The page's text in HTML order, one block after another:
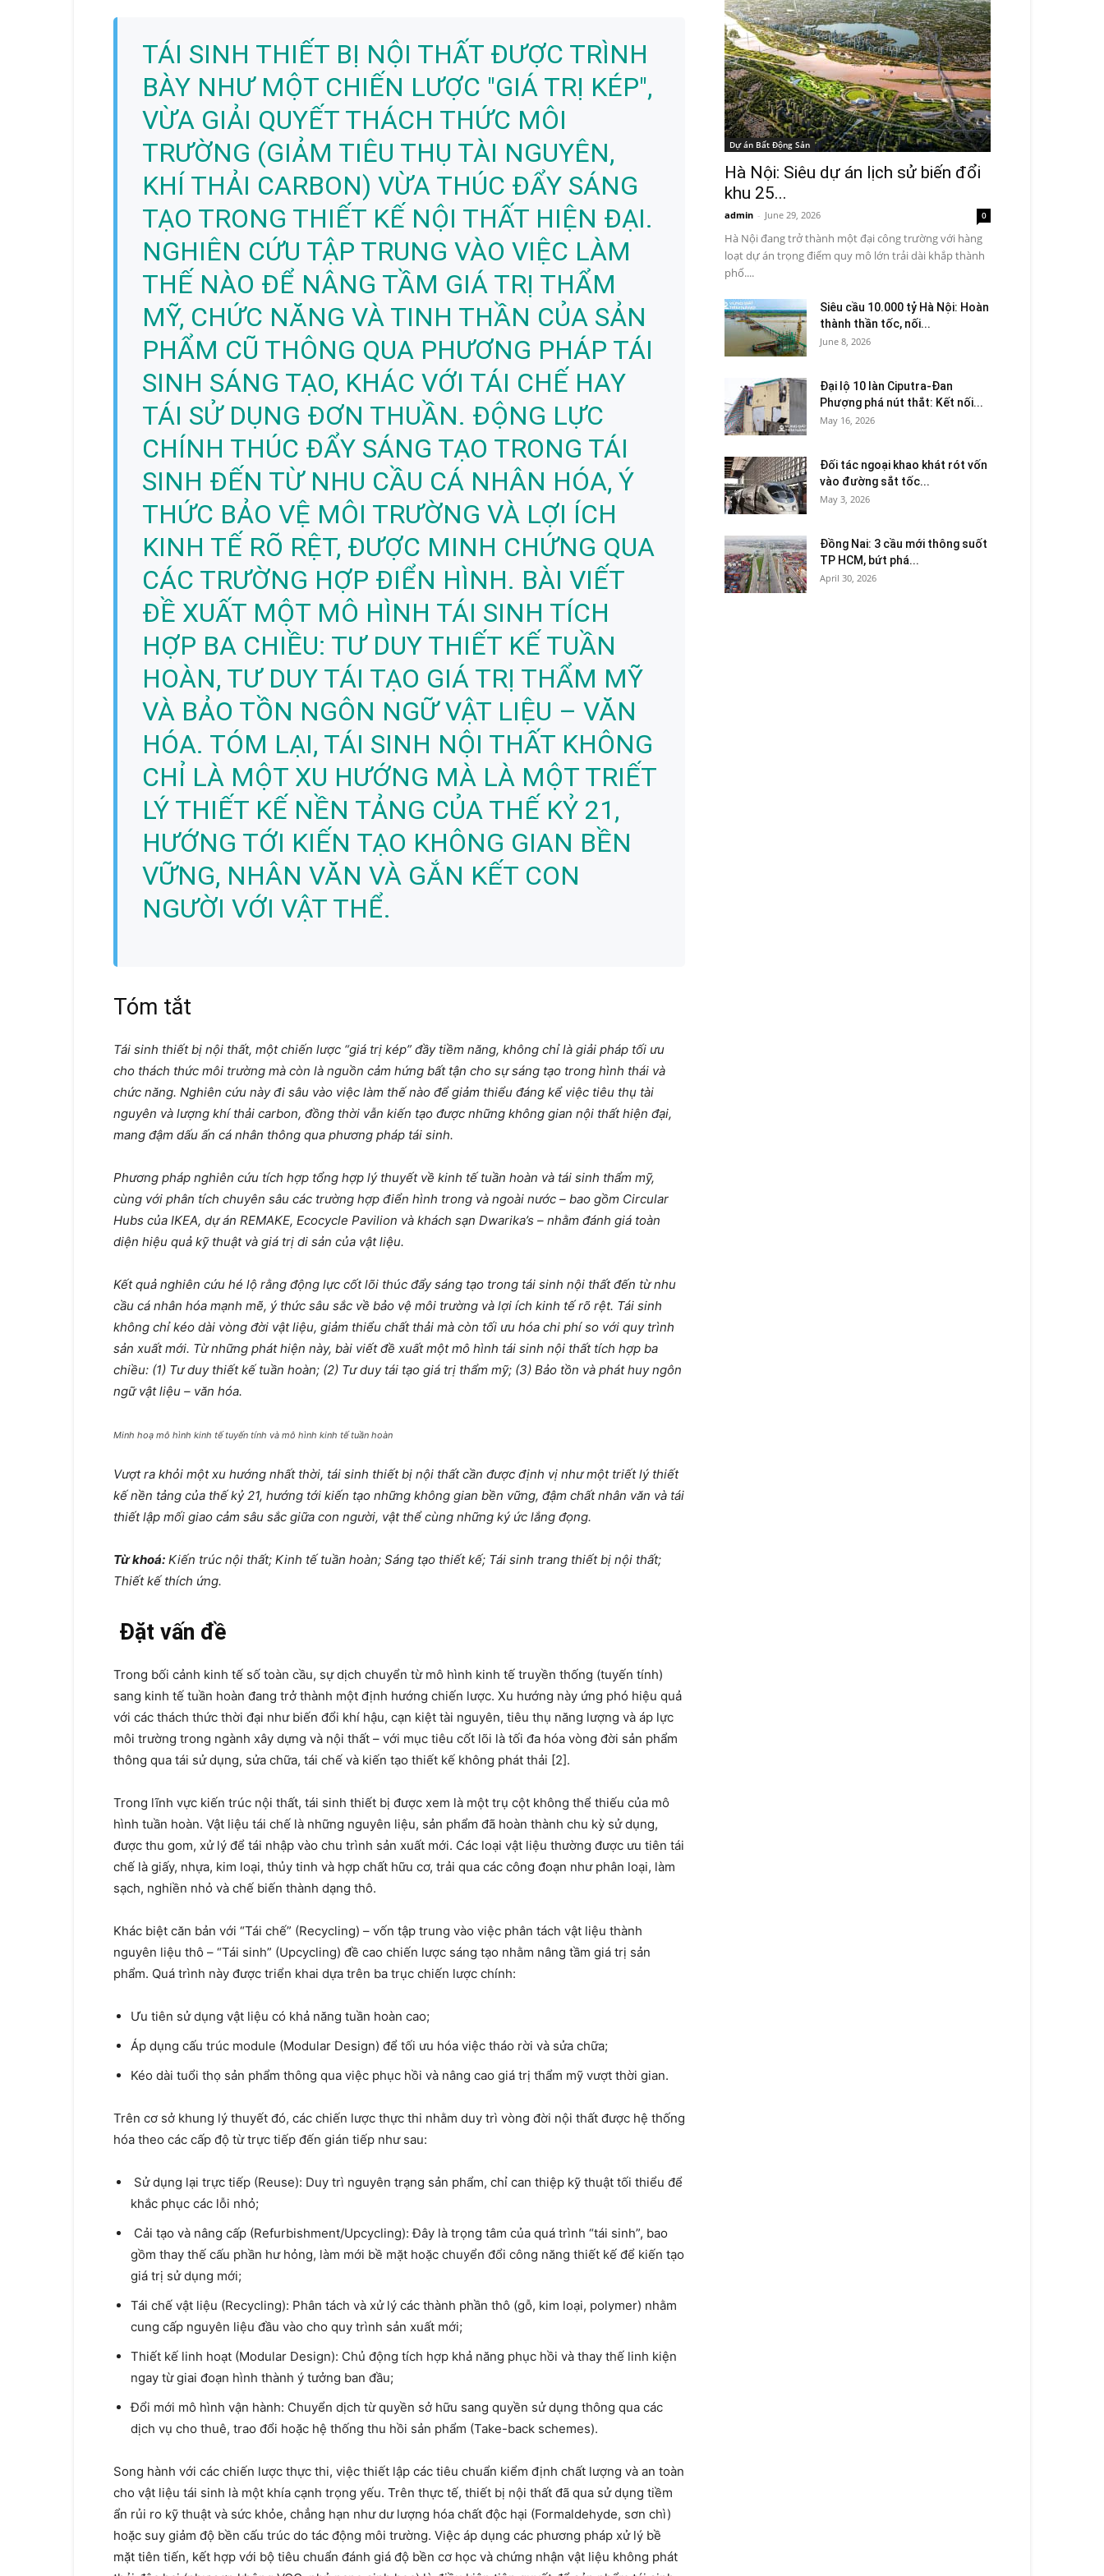
TÁI SINH THIẾT BỊ NỘI THẤT ĐƯỢC TRÌNH
BÀY NHƯ MỘT CHIẾN LƯỢC "GIÁ TRỊ KÉP",
VỪA GIẢI QUYẾT THÁCH THỨC MÔI
TRƯỜNG (GIẢM TIÊU THỤ TÀI NGUYÊN,
KHÍ THẢI CARBON) VỪA THÚC ĐẨY SÁNG
TẠO TRONG THIẾT KẾ NỘI THẤT HIỆN ĐẠI.
NGHIÊN CỨU TẬP TRUNG VÀO VIỆC LÀM
THẾ NÀO ĐỂ NÂNG TẦM GIÁ TRỊ THẨM
MỸ, CHỨC NĂNG VÀ TINH THẦN CỦA SẢN
PHẨM CŨ THÔNG QUA PHƯƠNG PHÁP TÁI
SINH SÁNG TẠO, KHÁC VỚI TÁI CHẾ HAY
TÁI SỬ DỤNG ĐƠN THUẦN. ĐỘNG LỰC
CHÍNH THÚC ĐẨY SÁNG TẠO TRONG TÁI
SINH ĐẾN TỪ NHU CẦU CÁ NHÂN HÓA, Ý
THỨC BẢO VỆ MÔI TRƯỜNG VÀ LỢI ÍCH
KINH TẾ RÕ RỆT, ĐƯỢC MINH CHỨNG QUA
CÁC TRƯỜNG HỢP ĐIỂN HÌNH. BÀI VIẾT
ĐỀ XUẤT MỘT MÔ HÌNH TÁI SINH TÍCH
HỢP BA CHIỀU: TƯ DUY THIẾT KẾ TUẦN
HOÀN, TƯ DUY TÁI TẠO GIÁ TRỊ THẨM MỸ
VÀ BẢO TỒN NGÔN NGỮ VẬT LIỆU – VĂN
HÓA. TÓM LẠI, TÁI SINH NỘI THẤT KHÔNG
CHỈ LÀ MỘT XU HƯỚNG MÀ LÀ MỘT TRIẾT
LÝ THIẾT KẾ NỀN TẢNG CỦA THẾ KỶ 21,
HƯỚNG TỚI KIẾN TẠO KHÔNG GIAN BỀN
VỮNG, NHÂN VĂN VÀ GẮN KẾT CON
NGƯỜI VỚI VẬT THỂ.
Tóm tắt
Tái sinh thiết bị nội thất, một chiến lược “giá trị kép” đầy tiềm năng, không chỉ là giải pháp tối ưu
cho thách thức môi trường mà còn là nguồn cảm hứng bất tận cho sự sáng tạo trong hình thái và
chức năng. Nghiên cứu này đi sâu vào việc làm thế nào để giảm thiểu đáng kể việc tiêu thụ tài
nguyên và lượng khí thải carbon, đồng thời vẫn kiến tạo được những không gian nội thất hiện đại,
mang đậm dấu ấn cá nhân thông qua phương pháp tái sinh.
Phương pháp nghiên cứu tích hợp tổng hợp lý thuyết về kinh tế tuần hoàn và tái sinh thẩm mỹ,
cùng với phân tích chuyên sâu các trường hợp điển hình trong và ngoài nước – bao gồm Circular
Hubs của IKEA, dự án REMAKE, Ecocycle Pavilion và khách sạn Dwarika’s – nhằm đánh giá toàn
diện hiệu quả kỹ thuật và giá trị di sản của vật liệu.
Kết quả nghiên cứu hé lộ rằng động lực cốt lõi thúc đẩy sáng tạo trong tái sinh nội thất đến từ nhu
cầu cá nhân hóa mạnh mẽ, ý thức sâu sắc về bảo vệ môi trường và lợi ích kinh tế rõ rệt. Tái sinh
không chỉ kéo dài vòng đời vật liệu, giảm thiểu chất thải mà còn tối ưu hóa chi phí so với quy trình
sản xuất mới. Từ những phát hiện này, bài viết đề xuất một mô hình tái sinh nội thất tích hợp ba
chiều: (1) Tư duy thiết kế tuần hoàn; (2) Tư duy tái tạo giá trị thẩm mỹ; (3) Bảo tồn và phát huy ngôn
ngữ vật liệu – văn hóa.
Minh hoạ mô hình kinh tế tuyến tính và mô hình kinh tế tuần hoàn
Vượt ra khỏi một xu hướng nhất thời, tái sinh thiết bị nội thất cần được định vị như một triết lý thiết
kế nền tảng của thế kỷ 21, hướng tới kiến tạo những không gian bền vững, đậm chất nhân văn và tái
thiết lập mối giao cảm sâu sắc giữa con người, vật thể cùng những ký ức lắng đọng.
Từ khoá: Kiến trúc nội thất; Kinh tế tuần hoàn; Sáng tạo thiết kế; Tái sinh trang thiết bị nội thất;
Thiết kế thích ứng.
Đặt vấn đề
Trong bối cảnh kinh tế số toàn cầu, sự dịch chuyển từ mô hình kinh tế truyền thống (tuyến tính)
sang kinh tế tuần hoàn đang trở thành một định hướng chiến lược. Xu hướng này ứng phó hiệu quả
với các thách thức thời đại như biến đổi khí hậu, cạn kiệt tài nguyên, tiêu thụ năng lượng và áp lực
môi trường trong ngành xây dựng và nội thất – với mục tiêu cốt lõi là tối đa hóa vòng đời sản phẩm
thông qua tái sử dụng, sửa chữa, tái chế và kiến tạo thiết kế không phát thải [2].
Trong lĩnh vực kiến trúc nội thất, tái sinh thiết bị được xem là một trụ cột không thể thiếu của mô
hình tuần hoàn. Vật liệu tái chế là những nguyên liệu, sản phẩm đã hoàn thành chu kỳ sử dụng,
được thu gom, xử lý để tái nhập vào chu trình sản xuất mới. Các loại vật liệu thường được ưu tiên tái
chế là giấy, nhựa, kim loại, thủy tinh và hợp chất hữu cơ, trải qua các công đoạn như phân loại, làm
sạch, nghiền nhỏ và chế biến thành dạng thô.
Khác biệt căn bản với “Tái chế” (Recycling) – vốn tập trung vào việc phân tách vật liệu thành
nguyên liệu thô – “Tái sinh” (Upcycling) đề cao chiến lược sáng tạo nhằm nâng tầm giá trị sản
phẩm. Quá trình này được triển khai dựa trên ba trục chiến lược chính:
Ưu tiên sử dụng vật liệu có khả năng tuần hoàn cao;
Áp dụng cấu trúc module (Modular Design) để tối ưu hóa việc tháo rời và sửa chữa;
Kéo dài tuổi thọ sản phẩm thông qua việc phục hồi và nâng cao giá trị thẩm mỹ vượt thời gian.
Trên cơ sở khung lý thuyết đó, các chiến lược thực thi nhằm duy trì vòng đời nội thất được hệ thống
hóa theo các cấp độ từ trực tiếp đến gián tiếp như sau:
Sử dụng lại trực tiếp (Reuse): Duy trì nguyên trạng sản phẩm, chỉ can thiệp kỹ thuật tối thiểu để
khắc phục các lỗi nhỏ;
Cải tạo và nâng cấp (Refurbishment/Upcycling): Đây là trọng tâm của quá trình “tái sinh”, bao
gồm thay thế cấu phần hư hỏng, làm mới bề mặt hoặc chuyển đổi công năng thiết kế để kiến tạo
giá trị sử dụng mới;
Tái chế vật liệu (Recycling): Phân tách và xử lý các thành phần thô (gỗ, kim loại, polymer) nhằm
cung cấp nguyên liệu đầu vào cho quy trình sản xuất mới;
Thiết kế linh hoạt (Modular Design): Chủ động tích hợp khả năng phục hồi và thay thế linh kiện
ngay từ giai đoạn hình thành ý tưởng ban đầu;
Đổi mới mô hình vận hành: Chuyển dịch từ quyền sở hữu sang quyền sử dụng thông qua các
dịch vụ cho thuê, trao đổi hoặc hệ thống thu hồi sản phẩm (Take-back schemes).
Song hành với các chiến lược thực thi, việc thiết lập các tiêu chuẩn kiểm định chất lượng và an toàn
cho vật liệu tái sinh là một khía cạnh trọng yếu. Trên thực tế, thiết bị nội thất đã qua sử dụng tiềm
ẩn rủi ro kỹ thuật và sức khỏe, chẳng hạn như dư lượng hóa chất độc hại (Formaldehyde, sơn chì)
hoặc suy giảm độ bền cấu trúc do tác động môi trường. Việc áp dụng các phương pháp xử lý bề
mặt tiên tiến, kết hợp với bộ tiêu chuẩn đánh giá độ bền cơ học và chứng nhận vật liệu không phát
Dự án Bất Động Sản
Hà Nội: Siêu dự án lịch sử biến đổi
khu 25...
admin - June 29, 2026 0
Hà Nội đang trở thành một đại công trường với hàng
loạt dự án trọng điểm quy mô lớn trải dài khắp thành
phố....
Siêu cầu 10.000 tỷ Hà Nội: Hoàn
thành thần tốc, nối...
June 8, 2026
Đại lộ 10 làn Ciputra-Đan
Phượng phá nút thắt: Kết nối...
May 16, 2026
Đối tác ngoại khao khát rót vốn
vào đường sắt tốc...
May 3, 2026
Đồng Nai: 3 cầu mới thông suốt
TP HCM, bứt phá...
April 30, 2026